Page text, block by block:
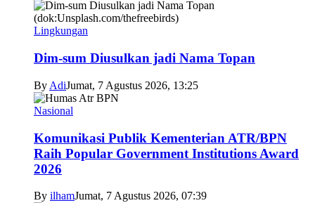
Lingkungan
Dim-sum Diusulkan jadi Nama Topan
By AdiJumat, 7 Agustus 2026, 13:25
Nasional
Komunikasi Publik Kementerian ATR/BPN
Raih Popular Government Institutions Award
2026
By ilhamJumat, 7 Agustus 2026, 07:39